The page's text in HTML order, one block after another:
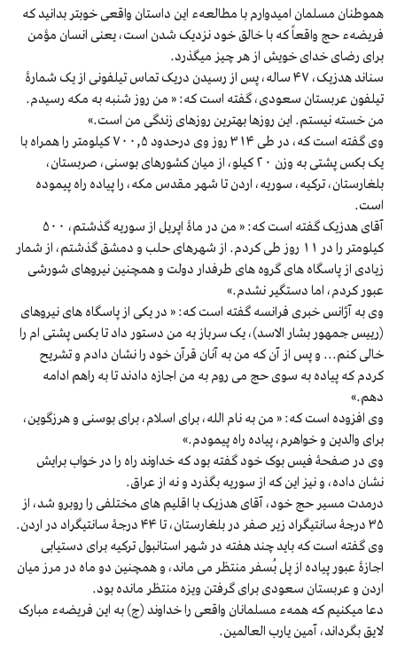
هموطنان مسلمان امیدوارم با مطالعهء این داستان واقعی خوبتر بدانید که
فریضهء حج واقعاً که با خالق خود نزدیک شدن است، یعنی انسان مؤمن
برای رضای خدای خویش از هر چیز میگذرد.
سناند هدزیک، ۴۷ ساله، پس از رسیدن دریک تماس تیلفونی از یک شمارۀ
تیلفون عربستان سعودی، گفته است که: « من روز شنبه به مکه رسیدم.
من خسته نیستم. این روزها بهترین روزهای زندگی من است.»
وی گفته است که، در طی ۳۱۴ روز وی درحدود ۷۰۰,۵ کیلومتر را همراه با
یک بکس پشتی به وزن ۲۰ کیلو، از میان کشورهای بوسنی، صربستان،
بلغارستان، ترکیه، سوریه، اردن تا شهر مقدس مکه، را پیاده راه پیموده
است.
آقای هدزیک گفته است که: « من در ماۀ اپریل از سوریه گذشتم، ۵۰۰
کیلومتر را در ۱۱ روز طی کردم. از شهرهای حلب و دمشق گذشتم، از شمار
زیادی از پاسگاه های گروه های طرفدار دولت و همچنین نیروهای شورشی
عبور کردم، اما دستگیر نشدم.»
وی به آژانس خبری فرانسه گفته است که: « در یکی از پاسگاه های نیروهای
(رییس جمهور بشار الاسد)، یک سرباز به من دستور داد تا بکس پشتی ام را
خالی کنم... و پس از آن که من به آنان قرآن خود را نشان دادم و تشریح
کردم که پیاده به سوی حج می روم به من اجازه دادند تا به راهم ادامه
دهم.»
وی افزوده است که: « من به نام الله، برای اسلام، برای بوسنی و هرزگوین،
برای والدین و خواهرم، پیاده راه پیمودم.»
وی در صفحۀ فیس بوک خود گفته بود که خداوند راه را در خواب برایش
نشان داده، و نیز این که از سوریه بگذرد و نه از عراق.
درمدت مسیر حج خود، آقای هدزیک با اقلیم های مختلفی را روبرو شد، از
۳۵ درجۀ سانتیگراد زیر صفر در بلغارستان، تا ۴۴ درجۀ سانتیگراد در اردن.
وی گفته است که باید چند هفته در شهر استانبول ترکیه برای دستیابی
اجازۀ عبور پیاده از پل بُسفر منتظر می ماند، و همچنین دو ماه در مرز میان
اردن و عربستان سعودی برای گرفتن ویزه منتظر مانده بود.
دعا میکنیم که همهء مسلمانان واقعی را خداوند (ج) به این فریضهء مبارک
لایق بگرداند، آمین یارب العالمین.